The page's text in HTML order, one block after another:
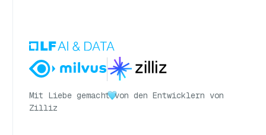
Mit Liebe gemacht von den Entwicklern von
Zilliz